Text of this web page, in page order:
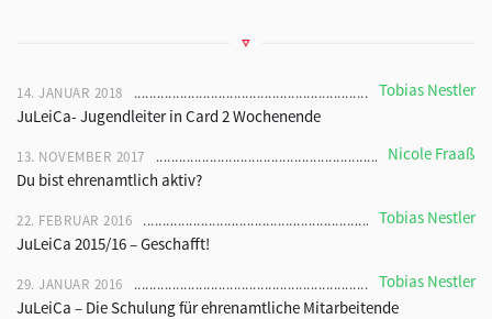
14. JANUAR 2018
Tobias Nestler
JuLeiCa- Jugendleiter in Card 2 Wochenende
13. NOVEMBER 2017
Nicole Fraaß
Du bist ehrenamtlich aktiv?
22. FEBRUAR 2016
Tobias Nestler
JuLeiCa 2015/16 – Geschafft!
29. JANUAR 2016
Tobias Nestler
JuLeiCa – Die Schulung für ehrenamtliche Mitarbeitende